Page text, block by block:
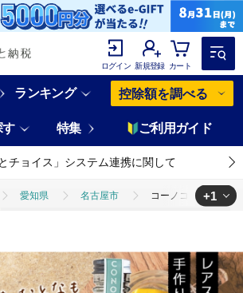
ログイン 新規登録 カート
ランキング 控除額を調べる
す 特集 ご利用ガイド
チョイス」システム連携に関して
愛知県 名古屋市 コーノコーラ マー
+1